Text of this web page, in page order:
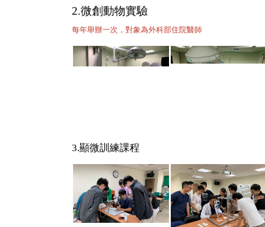
2.微創動物實驗
每年舉辦一次，對象為外科部住院醫師
3.顯微訓練課程